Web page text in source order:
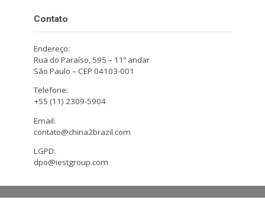
Contato
Endereço:
Rua do Paraíso, 595 – 11º andar
São Paulo – CEP 04103-001
Telefone:
+55 (11) 2309-5904
Email:
contato@china2brazil.com
LGPD:
dpo@iestgroup.com